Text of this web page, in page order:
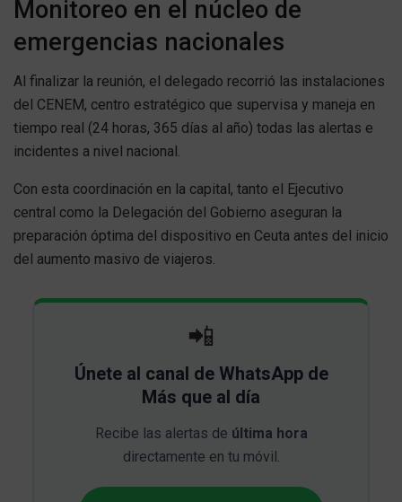
Monitoreo en el núcleo de
emergencias nacionales
Al finalizar la reunión, el delegado recorrió las instalaciones
del CENEM, centro estratégico que supervisa y maneja en
tiempo real (24 horas, 365 días al año) todas las alertas e
incidentes a nivel nacional.
Con esta coordinación en la capital, tanto el Ejecutivo
central como la Delegación del Gobierno aseguran la
preparación óptima del dispositivo en Ceuta antes del inicio
del aumento masivo de viajeros.
📲
Únete al canal de WhatsApp de
Más que al día
Recibe las alertas de última hora
directamente en tu móvil.